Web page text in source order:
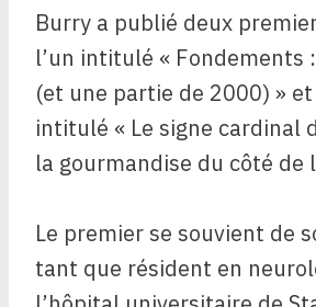
Burry a publié deux
l’un intitulé « Fondements
(et une partie de 2000) » et
intitulé « Le signe cardinal
la gourmandise du côté de
Le premier se souvient de
tant que résident en